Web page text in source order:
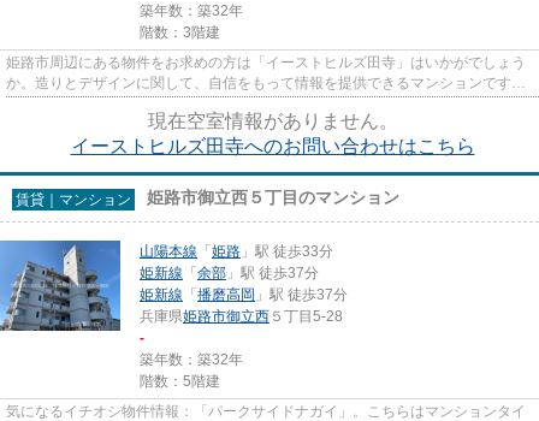
築年数：築32年
階数：3階建
姫路市周辺にある物件をお求めの方は「イーストヒルズ田寺」はいかがでしょう
か。造りとデザインに関して、自信をもって情報を提供できるマンションです。
通風良好な物件です。当社は...
現在空室情報がありません。
イーストヒルズ田寺へのお問い合わせはこちら
賃貸｜マンション 姫路市御立西５丁目のマンション
山陽本線 「姫路 」駅 徒歩33分
姫新線 「余部 」駅 徒歩37分
姫新線 「播磨高岡 」駅 徒歩37分
兵庫県姫路市御立西 ５丁目5-28
-
築年数：築32年
階数：5階建
気になるイチオシ物件情報：「パークサイドナガイ」。こちらはマンションタイ